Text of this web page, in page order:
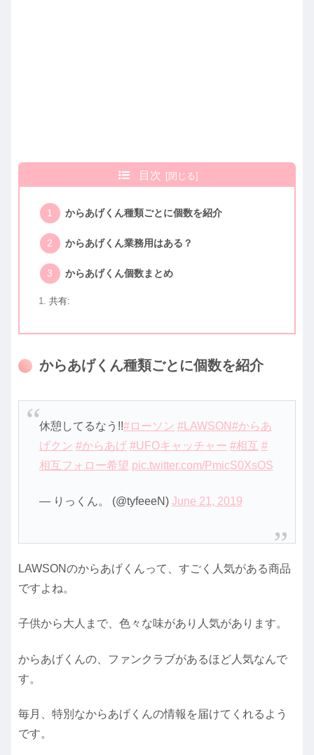
目次
からあげくん種類ごとに個数を紹介
からあげくん業務用はある？
からあげくん個数まとめ
共有:
からあげくん種類ごとに個数を紹介
休憩してるなう!!#ローソン #LAWSON#からあ
げクン #からあげ #UFOキャッチャー #相互 #
相互フォロー希望 pic.twitter.com/PmicS0XsOS
— りっくん。 (@tyfeeeN) June 21, 2019
LAWSONのからあげくんって、すごく人気がある商品
ですよね。
子供から大人まで、色々な味があり人気があります。
からあげくんの、ファンクラブがあるほど人気なんで
す。
毎月、特別なからあげくんの情報を届けてくれるよう
です。